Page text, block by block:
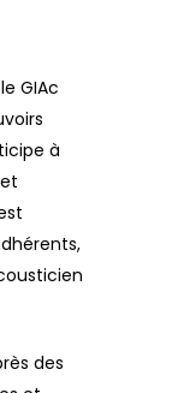
GIAc
à
des